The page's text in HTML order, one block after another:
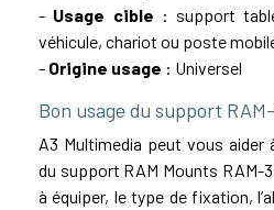
- Usage cible : support
véhicule, chariot ou poste
- Origine usage : Universel
Bon usage du support
A3 Multimedia peut vous
du support RAM Mounts RAM-
à équiper, le type de fixation,